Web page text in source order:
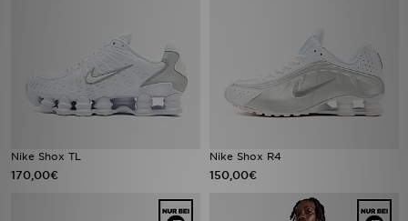
Nike Shox TL
170,00€
Nike Shox R4
150,00€